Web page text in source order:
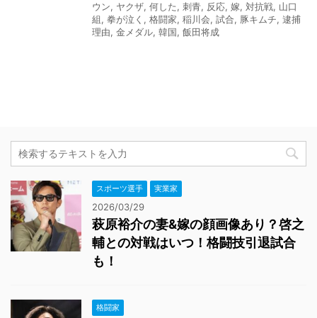
ウン, ヤクザ, 何した, 刺青, 反応, 嫁, 対抗戦, 山口
組, 拳が泣く , 格闘家, 稲川会, 試合, 豚キムチ, 逮捕
理由, 金メダル, 韓国, 飯田将成
スポーツ選手 実業家
2026/03/29
萩原裕介の妻&嫁の顔画像あり？啓之
輔との対戦はいつ！格闘技引退試合
も！
格闘家